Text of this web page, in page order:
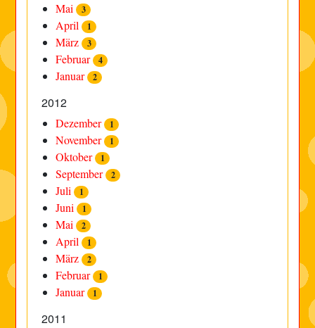
Mai 3
April 1
März 3
Februar 4
Januar 2
2012
Dezember 1
November 1
Oktober 1
September 2
Juli 1
Juni 1
Mai 2
April 1
März 2
Februar 1
Januar 1
2011